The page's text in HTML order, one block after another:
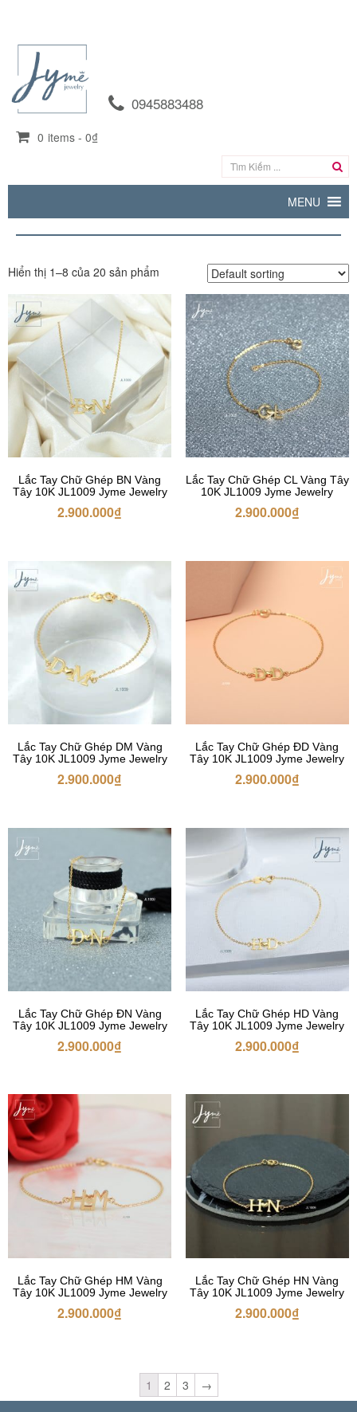
0945883488
0 items - 0₫
MENU
Hiển thị 1–8 của 20 sản phẩm
Lắc Tay Chữ Ghép BN Vàng
Tây 10K JL1009 Jyme Jewelry
2.900.000₫
Lắc Tay Chữ Ghép CL Vàng Tây
10K JL1009 Jyme Jewelry
2.900.000₫
Lắc Tay Chữ Ghép DM Vàng
Tây 10K JL1009 Jyme Jewelry
2.900.000₫
Lắc Tay Chữ Ghép ĐD Vàng
Tây 10K JL1009 Jyme Jewelry
2.900.000₫
Lắc Tay Chữ Ghép ĐN Vàng
Tây 10K JL1009 Jyme Jewelry
2.900.000₫
Lắc Tay Chữ Ghép HD Vàng
Tây 10K JL1009 Jyme Jewelry
2.900.000₫
Lắc Tay Chữ Ghép HM Vàng
Tây 10K JL1009 Jyme Jewelry
2.900.000₫
Lắc Tay Chữ Ghép HN Vàng
Tây 10K JL1009 Jyme Jewelry
2.900.000₫
1 2 3 →